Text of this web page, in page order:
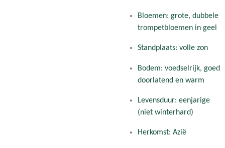
Bloemen: grote, dubbele
trompetbloemen in geel
Standplaats: volle zon
Bodem: voedselrijk, goed
doorlatend en warm
Levensduur: eenjarige
(niet winterhard)
Herkomst: Azië